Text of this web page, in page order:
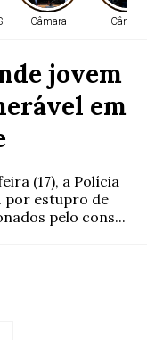
Câmara Câmara
jovem
em
(17), a Polícia
por estupro de
pelo cons...